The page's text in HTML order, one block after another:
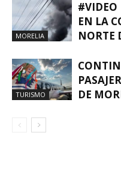
MORELIA
#VIDEO
EN LA
NORTE
TURISMO
DE